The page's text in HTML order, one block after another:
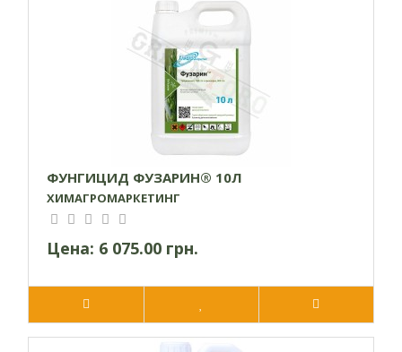
ФУНГИЦИД ФУЗАРИН® 10Л
ХИМАГРОМАРКЕТИНГ
Цена: 6 075.00 грн.